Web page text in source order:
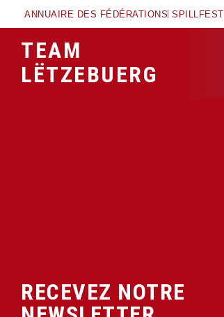
ANNUAIRE DES FÉDÉRATIONS SPILLFEST
TEAM
LËTZEBUERG
RECEVEZ NOTRE